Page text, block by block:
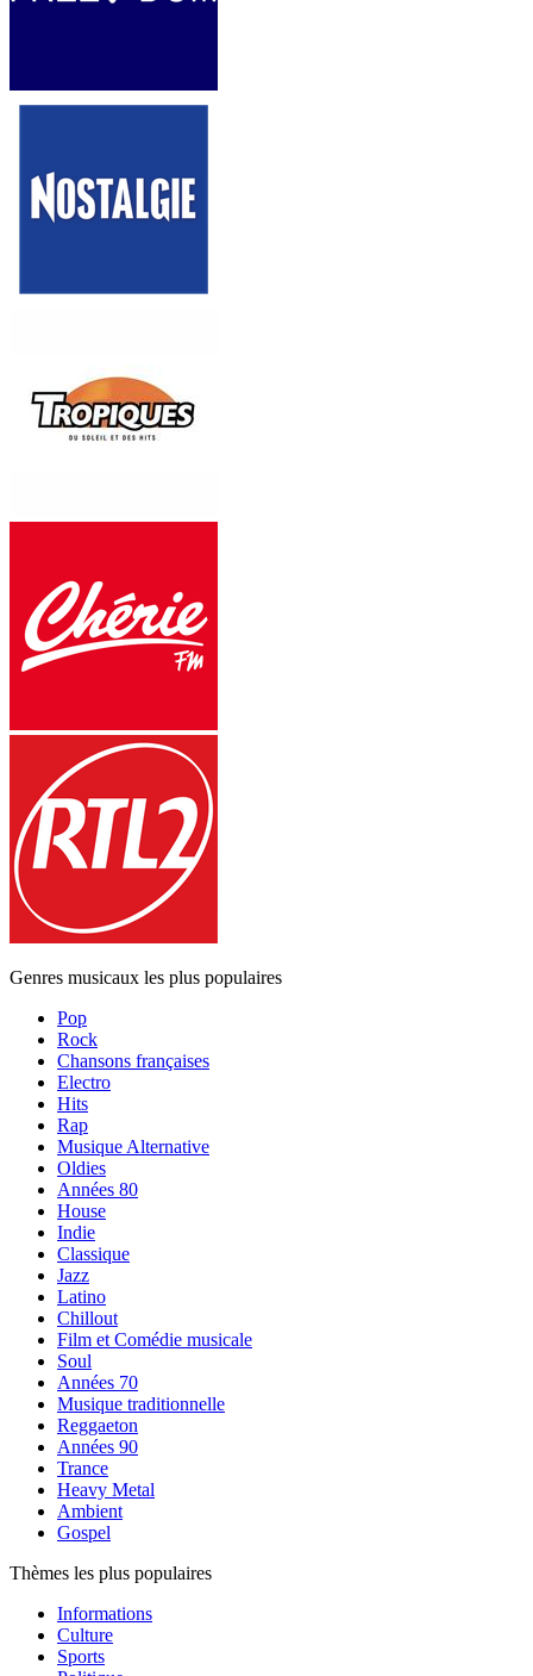
Genres musicaux les plus populaires
Pop
Rock
Chansons françaises
Electro
Hits
Rap
Musique Alternative
Oldies
Années 80
House
Indie
Classique
Jazz
Latino
Chillout
Film et Comédie musicale
Soul
Années 70
Musique traditionnelle
Reggaeton
Années 90
Trance
Heavy Metal
Ambient
Gospel
Thèmes les plus populaires
Informations
Culture
Sports